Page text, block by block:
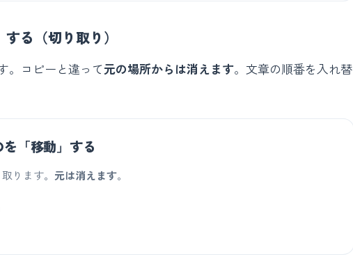
る（切り取り）
。コピーと違って元の場所からは消えます。文章の順番を入れ替
「移動」する
ります。 元は消えます。